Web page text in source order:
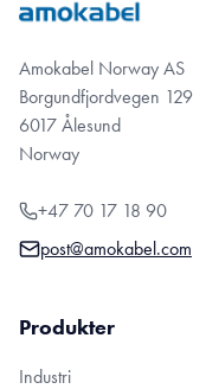
Amokabel Norway AS
Borgundfjordvegen 129
6017 Ålesund
Norway
+47 70 17 18 90
post@amokabel.com
Produkter
Industri